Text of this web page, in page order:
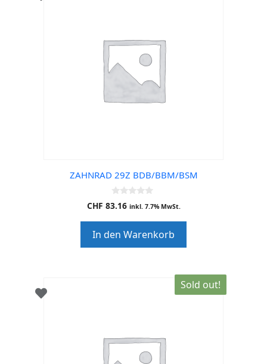
ZAHNRAD 29Z BDB/BBM/BSM
0
o
o
f
5
CHF 83.16 inkl. 7.7% MwSt.
In den Warenkorb
Sold out!